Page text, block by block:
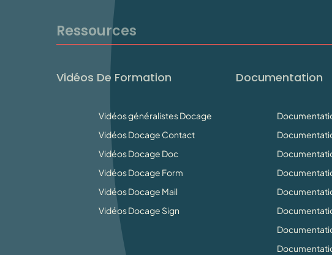
Ressources
Vidéos De Formation
Vidéos généralistes Docage
Vidéos Docage Contact
Vidéos Docage Doc
Vidéos Docage Form
Vidéos Docage Mail
Vidéos Docage Sign
Documentation